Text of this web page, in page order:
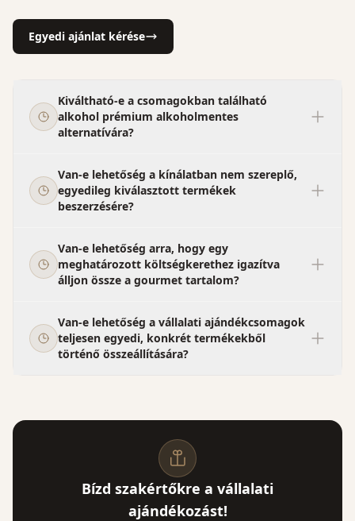
Egyedi ajánlat kérése
Kiváltható-e a csomagokban található
alkohol prémium alkoholmentes
alternatívára?
Van-e lehetőség a kínálatban nem szereplő,
egyedileg kiválasztott termékek
beszerzésére?
Van-e lehetőség arra, hogy egy
meghatározott költségkerethez igazítva
álljon össze a gourmet tartalom?
Van-e lehetőség a vállalati ajándékcsomagok
teljesen egyedi, konkrét termékekből
történő összeállítására?
Bízd szakértőkre a vállalati
ajándékozást!